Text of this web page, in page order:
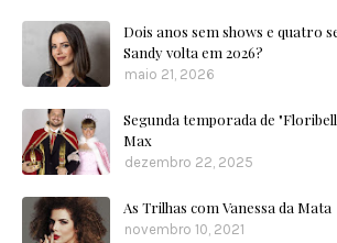
Dois anos sem shows e quatro
Sandy volta em 2026?
maio 21, 2026
Segunda temporada de
Max
dezembro 22, 2025
As Trilhas com Vanessa da Mata
novembro 10, 2021